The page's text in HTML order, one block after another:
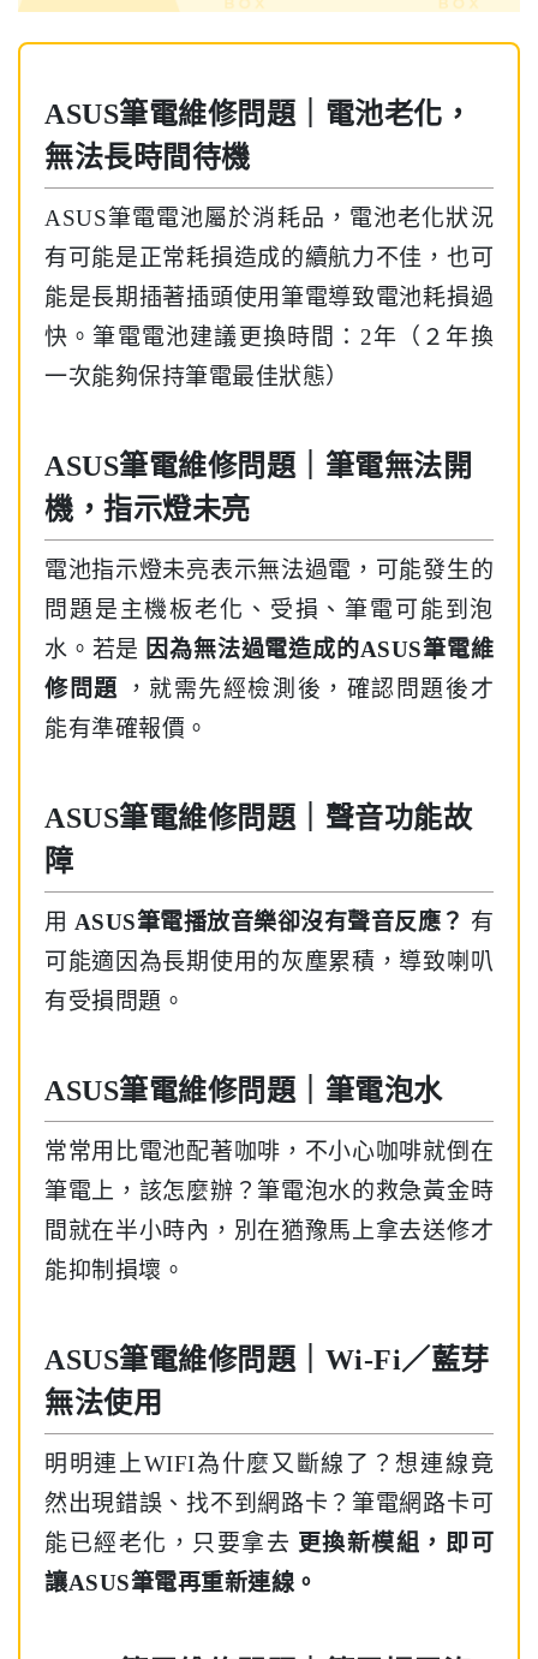
ASUS筆電維修問題｜電池老化，
無法長時間待機
ASUS筆電電池屬於消耗品，電池老化狀況
有可能是正常耗損造成的續航力不佳，也可
能是長期插著插頭使用筆電導致電池耗損過
快。筆電電池建議更換時間：2年（２年換
一次能夠保持筆電最佳狀態）
ASUS筆電維修問題｜筆電無法開
機，指示燈未亮
電池指示燈未亮表示無法過電，可能發生的
問題是主機板老化、受損、筆電可能到泡
水。若是 因為無法過電造成的ASUS筆電維
修問題
，就需先經檢測後，確認問題後才
能有準確報價。
ASUS筆電維修問題｜聲音功能故
障
用 ASUS筆電播放音樂卻沒有聲音反應？ 有
可能適因為長期使用的灰塵累積，導致喇叭
有受損問題。
ASUS筆電維修問題｜筆電泡水
常常用比電池配著咖啡，不小心咖啡就倒在
筆電上，該怎麼辦？筆電泡水的救急黃金時
間就在半小時內，別在猶豫馬上拿去送修才
能抑制損壞。
ASUS筆電維修問題｜Wi-Fi／藍芽
無法使用
明明連上WIFI為什麼又斷線了？想連線竟
然出現錯誤、找不到網路卡？筆電網路卡可
能已經老化，只要拿去 更換新模組，即可
讓ASUS筆電再重新連線。